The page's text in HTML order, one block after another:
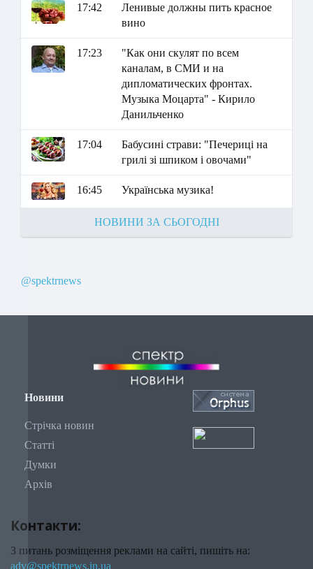
17:42
Ленивые должны пить красное
вино
17:23
"Как они скулят по всем
каналам, в СМИ и на
дипломатических фронтах.
Музыка Моцарта" - Кирило
Данильченко
17:04
Бабусині страви: "Печериці на
грилі зі шпиком і овочами"
16:45 Українська музика!
НОВИНИ ЗА СЬОГОДНІ
@spektrnews
Новини
Стрічка новин
Статті
Думки
Архів
Контакти:
З питань розміщення реклами на сайті, пишіть на:
adv@spektrnews.in.ua